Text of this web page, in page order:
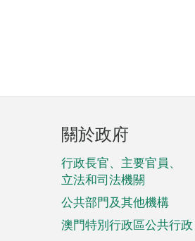
頁
腳
菜
單
關於政府
行政長官、主要官員、
立法和司法機關
公共部門及其他機構
澳門特別行政區公共行政